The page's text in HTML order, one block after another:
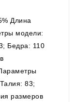
Длина
модели:
Бедра: 110
83;
размеров